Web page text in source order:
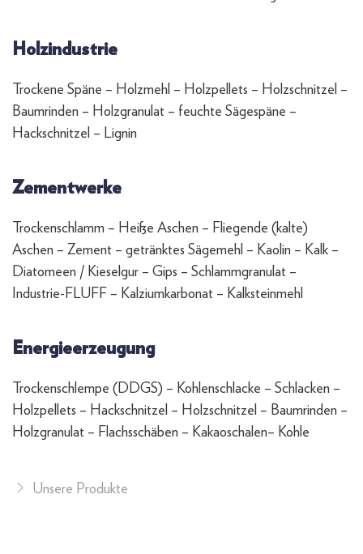
Holzindustrie
Trockene Späne – Holzmehl – Holzpellets – Holzschnitzel –
Baumrinden – Holzgranulat – feuchte Sägespäne –
Hackschnitzel – Lignin
Zementwerke
Trockenschlamm – Heiße Aschen – Fliegende (kalte)
Aschen – Zement – getränktes Sägemehl – Kaolin – Kalk –
Diatomeen / Kieselgur – Gips – Schlammgranulat –
Industrie-FLUFF – Kalziumkarbonat – Kalksteinmehl
Energieerzeugung
Trockenschlempe (DDGS) – Kohlenschlacke – Schlacken –
Holzpellets – Hackschnitzel – Holzschnitzel – Baumrinden –
Holzgranulat – Flachsschäben – Kakaoschalen– Kohle
Unsere Produkte